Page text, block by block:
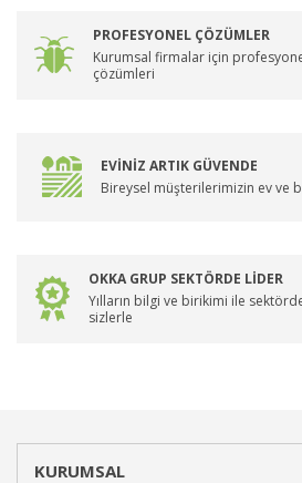
PROFESYONEL ÇÖZÜMLER
Kurumsal firmalar için
çözümleri
EVİNİZ ARTIK GÜVENDE
Bireysel müşterilerimizin ev ve
OKKA GRUP SEKTÖRDE LİDER
Yılların bilgi ve birikimi ile
sizlerle
KURUMSAL